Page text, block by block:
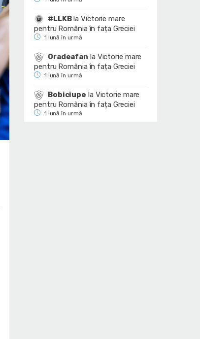
#LLKBlaVictorie mare
pentru România în fața Greciei
1 lună în urmă
Oradeafan la Victorie mare
pentru România în fața Greciei
1 lună în urmă
Bobiciupe la Victorie mare
pentru România în fața Greciei
1 lună în urmă